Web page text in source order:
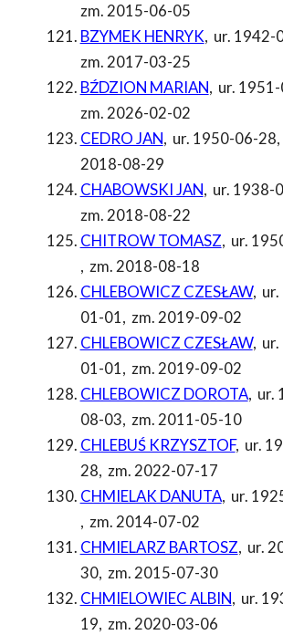
zm. 2015-06-05
BZYMEK HENRYK, ur. 1942-
zm. 2017-03-25
BŹDZION MARIAN, ur.
zm. 2026-02-02
CEDRO JAN, ur. 1950-06-28,
2018-08-29
CHABOWSKI JAN, ur. 1938-
zm. 2018-08-22
CHITROW TOMASZ, ur.
, zm. 2018-08-18
CHLEBOWICZ CZESŁAW,
01-01, zm. 2019-09-02
CHLEBOWICZ CZESŁAW,
01-01, zm. 2019-09-02
CHLEBOWICZ DOROTA, ur.
08-03, zm. 2011-05-10
CHLEBUŚ KRZYSZTOF, ur.
28, zm. 2022-07-17
CHMIELAK DANUTA, ur.
, zm. 2014-07-02
CHMIELARZ BARTOSZ, ur.
30, zm. 2015-07-30
CHMIELOWIEC ALBIN, ur.
19, zm. 2020-03-06